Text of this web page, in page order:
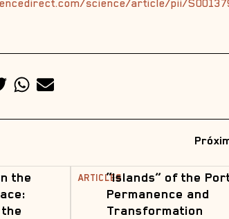
science/article/pii/
the
ARTICLES“Islands” of the
Permanence and
Transformation